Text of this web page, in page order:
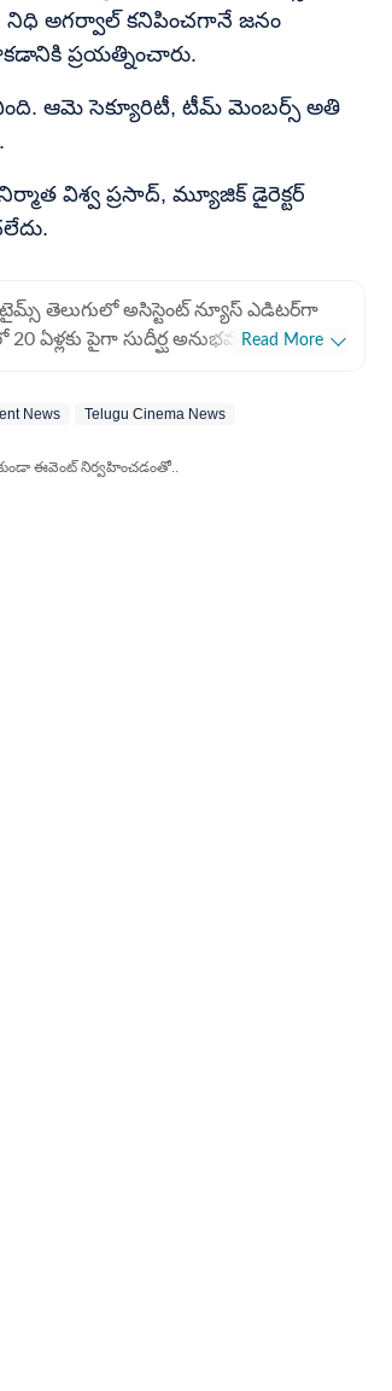
అగర్వాల్ కనిపించగానే జనం
ప్రయత్నించారు.
ఆమె సెక్యూరిటీ, టీమ్ మెంబర్స్ అతి
విశ్వ ప్రసాద్, మ్యూజిక్ డైరెక్టర్
టైమ్స్ తెలుగులో అసిస్టెంట్ న్యూస్ ఎడిటర్‌గా
ఏళ్లకు పైగా సుదీర్ఘ అనుభవం కలిగిన
'డిజీ జర్నో ఆఫ్ ది క్వార్టర్' (Digi
ఖచ్చితత్వానికి నిదర్శనం. హరి ప్రసాద్
Read More
News Telugu Cinema News
ఈవెంట్ నిర్వహించడంతో..